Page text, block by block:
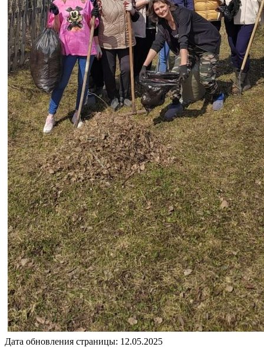
Дата обновления страницы: 12.05.2025